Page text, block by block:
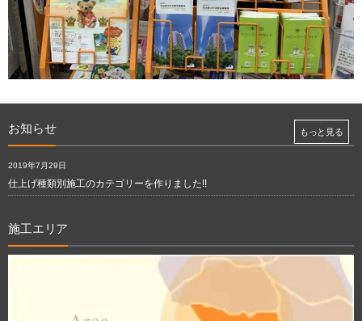
お知らせ
2019年7月29日
仕上げ種類別施工のカテゴリーを作りました!!
もっと見る
施工エリア